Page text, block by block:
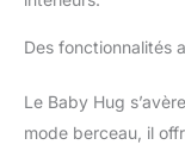
Des fonctionnalités
Le Baby Hug
mode berceau, il